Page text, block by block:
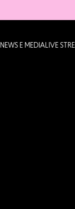
NEWS E MEDIALIVE